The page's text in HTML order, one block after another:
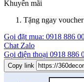
Khuyến mãi
Tặng ngay
Gọi đặt mua: 0918 886
Chat Zalo
Gọi điện thoại 0918 886
Copy link